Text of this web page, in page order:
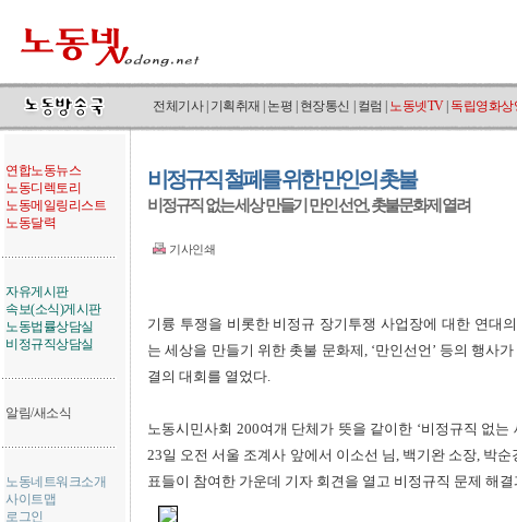
전체기사| 기획취재 논평 현장통신 컬럼 노동넷TV| 독립영화상
연합노동뉴스
노동디렉토리
노동메일링리스트
노동달력
자유게시판
속보(소식)게시판
노동법률상담실
비정규직상담실
알림/새소식
노동네트워크소개
사이트맵
로그인
비정규직 철폐를 위한 만인의 촛불
비정규직 없는 세상 만들기 만인 선언, 촛불문화제 열려
기사인쇄
기륭 투쟁을 비롯한 비정규 장기투쟁 사업장에 대한 연대
는 세상을 만들기 위한 촛불 문화제, ‘만인선언’ 등의 행사
결의 대회를 열었다.
노동시민사회 200여개 단체가 뜻을 같이한 ‘비정규직 없
23일 오전 서울 조계사 앞에서 이소선 님, 백기완 소장, 박
표들이 참여한 가운데 기자 회견을 열고 비정규직 문제 해